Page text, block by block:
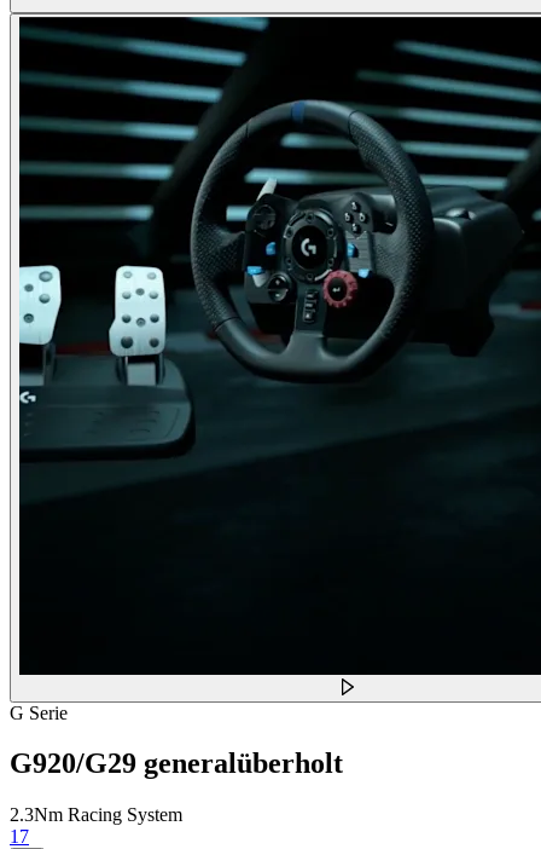
G Serie
G920/G29 generalüberholt
2.3Nm Racing System
17